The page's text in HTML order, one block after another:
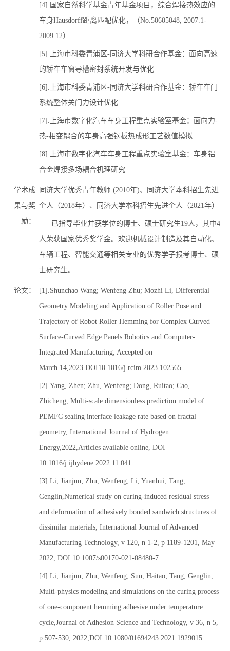
[4].国家自然科学基金青年基金项目，综合焊接热效应的
车身Hausdorff距离匹配优化，（No.50605048, 2007.1-
2009.12）
[5].上海市科委青浦区-同济大学科研合作基金：面向高速
的轿车车窗导槽密封系统开发与优化
[6].上海市科委青浦区-同济大学科研合作基金：轿车车门
系统整体关门力设计优化
[7].上海市数字化汽车车身工程重点实验室基金：面向力-
热-相变耦合的车身高强钢板热成形工艺数值模拟
[8].上海市数字化汽车车身工程重点实验室基金：车身铝
合金焊接多场耦合机理研究
学术成
果与奖
励：
同济大学优秀青年教师 (2010年)、
同济大学本科招生先进
个人（2018年）、
同济大学本科招生先进个人（2021年）
已指导毕业并获学位的博士、硕士研究生19人，其中4
人荣获国家优秀奖学金。欢迎机械设计制造及其自动化、
车辆工程、智能交通等相关专业的优秀学子报考博士、硕
士研究生。
论文：
[1].Shunchao Wang; Wenfeng Zhu; Mozhi Li, Differential
Geometry Modeling and Application of Roller Pose and
Trajectory of Robot Roller Hemming for Complex Curved
Surface-Curved Edge Panels.Robotics and Computer-
Integrated Manufacturing, Accepted on
March.14,2023.DOI10.1016/j.rcim.2023.102565.
[2].Yang, Zhen; Zhu, Wenfeng; Dong, Ruitao; Cao,
Zhicheng, Multi-scale dimensionless prediction model of
PEMFC sealing interface leakage rate based on fractal
geometry, International Journal of Hydrogen
Energy,2022,Articles available online, DOI
10.1016/j.ijhydene.2022.11.041.
[3].Li, Jianjun; Zhu, Wenfeng; Li, Yuanhui; Tang,
Genglin,Numerical study on curing-induced residual stress
and deformation of adhesively bonded sandwich structures of
dissimilar materials, International Journal of Advanced
Manufacturing Technology, v 120, n 1-2, p 1189-1201, May
2022, DOI 10.1007/s00170-021-08480-7.
[4].Li, Jianjun; Zhu, Wenfeng; Sun, Haitao; Tang, Genglin,
Multi-physics modeling and simulations on the curing process
of one-component hemming adhesive under temperature
cycle,Journal of Adhesion Science and Technology, v 36, n 5,
p 507-530, 2022,DOI 10.1080/01694243.2021.1929015.